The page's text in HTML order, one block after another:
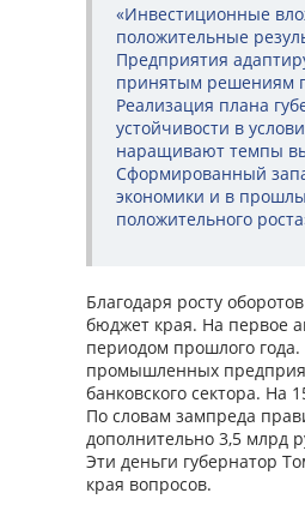
«Инвестиционные
положительные
Предприятия
принятым решениям
Реализация плана
устойчивости в
наращивают темпы
Сформированный
экономики и в
положительного
Благодаря росту
бюджет края. На первое
периодом прошлого
промышленных
банковского сектора. На
По словам зампреда
дополнительно 3,5 млрд
Эти деньги губернатор
края вопросов.